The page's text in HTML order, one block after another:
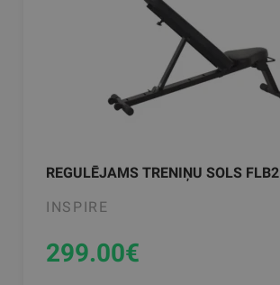
REGULĒJAMS TRENIŅU SOLS FLB2
INSPIRE
299.00€